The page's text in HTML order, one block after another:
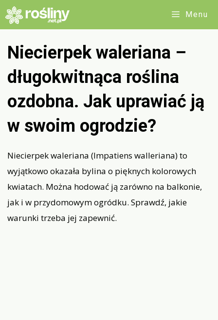
Przejdź
do
Menu
Niecierpek waleriana –
długokwitnąca roślina
ozdobna. Jak uprawiać ją
w swoim ogrodzie?
Niecierpek waleriana (Impatiens walleriana) to
wyjątkowo okazała bylina o pięknych kolorowych
kwiatach. Można hodować ją zarówno na balkonie,
jak i w przydomowym ogródku. Sprawdź, jakie
warunki trzeba jej zapewnić.